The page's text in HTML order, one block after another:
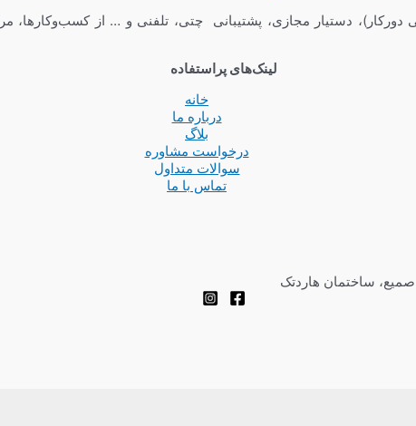
دستیار مجازی، پشتیبانی چتی، تلفنی و … از کسب‌وکارها،
لینک‌های پراستفاده
خانه
درباره ما
بلاگ
درخواست مشاوره
سوالات متداول
تماس با ما
صمیع، ساختمان هاردتک